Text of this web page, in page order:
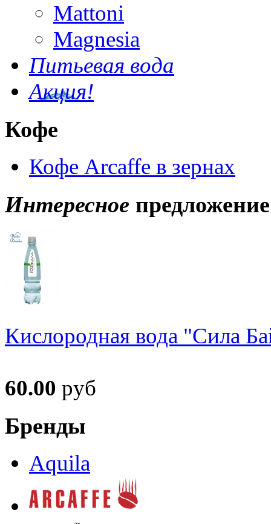
Mattoni
Magnesia
Питьевая вода
Акция!
Кофе
Кофе Arcaffe в зернах
Интересное предложение
Кислородная вода "Сила
60.00 руб
Бренды
Aquila